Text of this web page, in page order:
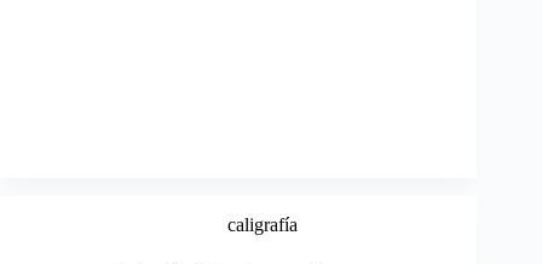
caligrafía